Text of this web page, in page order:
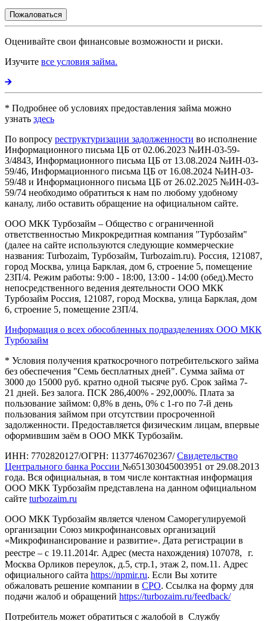
Пожаловаться
Оценивайте свои финансовые возможности и риски.
Изучите все условия займа.
* Подробнее об условиях предоставления займа можно
узнать здесь
По вопросу реструктуризации задолженности во исполнение
Информационного письма ЦБ от 02.06.2023 №ИН-03-59-
3/4843, Информационного письма ЦБ от 13.08.2024 №ИН-03-
59/46, Информационного письма ЦБ от 16.08.2024 №ИН-03-
59/48 и Информационного письма ЦБ от 26.02.2025 №ИН-03-
59/74 необходимо обратиться к нам по любому удобному
каналу, либо оставить обращение на официальном сайте.
ООО МКК Турбозайм – Общество с ограниченной
ответственностью Микрокредитная компания "Турбозайм"
(далее на сайте используются следующие коммерческие
названия: Turbozaim, Турбозайм, Turbozaim.ru). Россия, 121087,
город Москва, улица Барклая, дом 6, строение 5, помещение
23П/4. Режим работы: 9:00 - 18:00, 13:00 - 14:00 (обед).Место
непосредственного ведения деятельности ООО МКК
Турбозайм Россия, 121087, город Москва, улица Барклая, дом
6, строение 5, помещение 23П/4.
Информация о всех обособленных подразделениях ООО МКК
Турбозайм
* Условия получения краткосрочного потребительского займа
без обеспечения "Семь бесплатных дней". Сумма займа от
3000 до 15000 руб. кратно одной тысяче руб. Срок займа 7-
21 дней. Без залога. ПСК 286,400% - 292,000%. Плата за
пользование займом: 0,8% в день, 0% с 1-го по 7-й день
пользования займом при отсутствии просроченной
задолженности. Предоставляется физическим лицам, впервые
оформившим заём в ООО МКК Турбозайм.
ИНН: 7702820127/ОГРН: 1137746702367/Свидетельство
Центрального банка России №651303045003951 от 29.08.2013
года. Вся официальная, в том числе контактная информация
ООО МКК Турбозайм представлена на данном официальном
сайте turbozaim.ru
ООО МКК Турбозайм является членом Саморегулируемой
организации Союз микрофинансовых организаций
«Микрофинансирование и развитие». Дата регистрации в
реестре – с 19.11.2014г. Адрес (места нахождения) 107078, г.
Москва Орликов переулок, д.5, стр.1, этаж 2, пом.11. Адрес
официального сайта https://npmir.ru. Если Вы хотите
обжаловать решение компании в СРО. Ссылка на форму для
подачи жалоб и обращений https://turbozaim.ru/feedback/
Потребитель может обратиться с жалобой в Службу